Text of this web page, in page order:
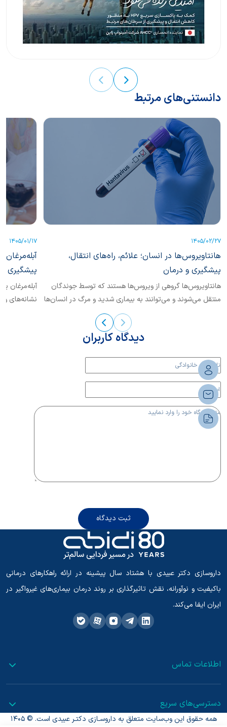
دانستنی‌های مرتبط
1405/02/27
هانتاویروس‌ها در انسان؛ علائم، راه‌های انتقال،
پیشگیری و درمان
هانتاویروس‌ها گروهی از ویروس‌ها هستند که توسط جوندگان
منتقل می‌شوند و می‌توانند به بیماری شدید و مرگ در انسان‌ها
1405/01/17
پیشگیری
آبله‌مرغان
نشانه‌های
دیدگاه کاربران
ثبت دیدگاه
داروسازی دکتر عبیدی با هشتاد سال پیشینه در ارائه راهکارهای درمانی
باکیفیت و نوآورانه، نقش تاثیرگذاری بر روند درمان بیماری‌های غیرواگیر در
ایران ایفا می‌کند.
اطلاعات تماس
دسترسی‌های سریع
همه حقوق این وب‌سایت متعلق به داروسـازی دکتـر عبیدی است. © 1405